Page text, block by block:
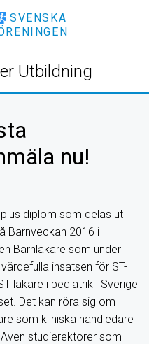
SVENSKA
Utbildning
nu!
diplom som delas ut i
Barnveckan 2016 i
Barnläkare som under
insatsen för ST-
läkare i pediatrik i Sverige
Det kan röra sig om
som kliniska handledare
studierektorer som